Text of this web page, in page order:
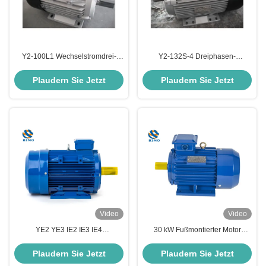
Y2-100L1 Wechselstromdrei-
50Hz 60Hz mit
Aluminiumgehäuse
Plaudern Sie Jetzt
Y2-132S-4 Dreiphasen-
kW 1400 Rpm
Plaudern Sie Jetzt
Video
YE2 YE3 IE2 IE3 IE4
Dreiphasenmotor 0,75 kW 3 kW
Plaudern Sie Jetzt
Video
30 kW Fußmontierter Motor
elektrischer Dreiphasen-TEFC-
Plaudern Sie Jetzt